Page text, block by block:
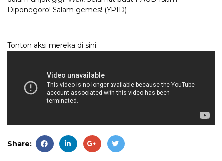
Diponegoro! Salam gemes! (YPID)
Tonton aksi mereka di sini:
Share: